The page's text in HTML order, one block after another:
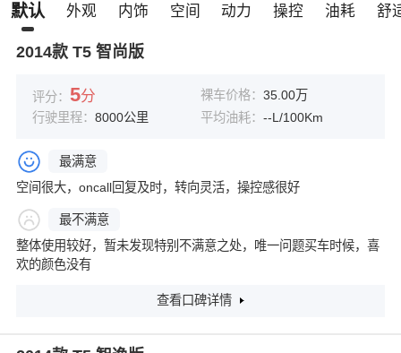
默认 外观 内饰 空间 动力 操控 油耗 舒
2014款 T5 智尚版
评分： 5分 裸车价格： 35.00万
行驶里程： 8000公里 平均油耗： --L/100Km
最满意
空间很大，oncall回复及时，转向灵活，操控感很好
最不满意
整体使用较好，暂未发现特别不满意之处，唯一问题买车时候，喜
欢的颜色没有
查看口碑详情